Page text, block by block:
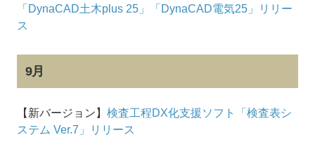
「DynaCAD土木plus 25」「DynaCAD電気25」リリー
ス
9月
【新バージョン】 検査工程DX化支援ソフト「検査表シ
ステム Ver.7」リリース